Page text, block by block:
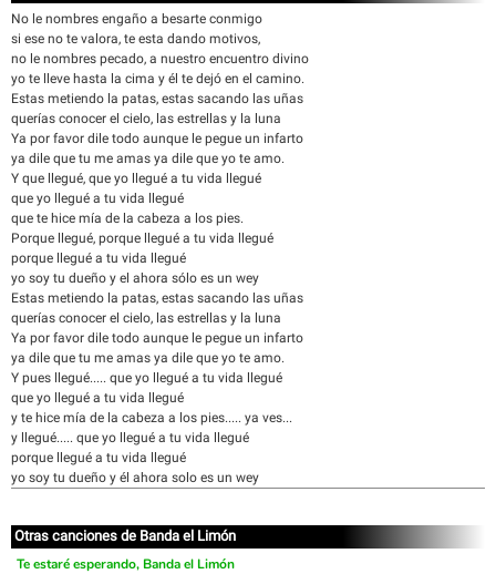
No le nombres engaño a besarte conmigo
si ese no te valora, te esta dando motivos,
no le nombres pecado, a nuestro encuentro divino
yo te lleve hasta la cima y él te dejó en el camino.
Estas metiendo la patas, estas sacando las uñas
querías conocer el cielo, las estrellas y la luna
Ya por favor dile todo aunque le pegue un infarto
ya dile que tu me amas ya dile que yo te amo.
Y que llegué, que yo llegué a tu vida llegué
que yo llegué a tu vida llegué
que te hice mía de la cabeza a los pies.
Porque llegué, porque llegué a tu vida llegué
porque llegué a tu vida llegué
yo soy tu dueño y el ahora sólo es un wey
Estas metiendo la patas, estas sacando las uñas
querías conocer el cielo, las estrellas y la luna
Ya por favor dile todo aunque le pegue un infarto
ya dile que tu me amas ya dile que yo te amo.
Y pues llegué..... que yo llegué a tu vida llegué
que yo llegué a tu vida llegué
y te hice mía de la cabeza a los pies..... ya ves...
y llegué..... que yo llegué a tu vida llegué
porque llegué a tu vida llegué
yo soy tu dueño y él ahora solo es un wey
Otras canciones de Banda el Limón
Te estaré esperando, Banda el Limón